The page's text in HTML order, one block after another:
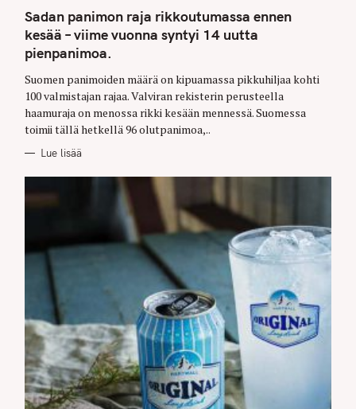
T
E
G
O
R
I
S
Sadan panimon raja rikkoutumassa ennen
kesää – viime vuonna syntyi 14 uutta
pienpanimoa.
Suomen panimoiden määrä on kipuamassa pikkuhiljaa kohti
100 valmistajan rajaa. Valviran rekisterin perusteella
haamuraja on menossa rikki kesään mennessä. Suomessa
toimii tällä hetkellä 96 olutpanimoa,..
Lue lisää
r
c
h
o
r
: